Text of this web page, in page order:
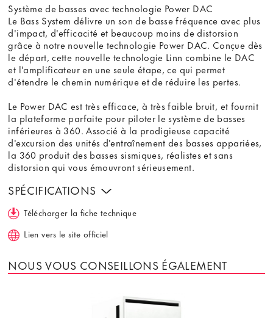
Système de basses avec technologie Power DAC
Le Bass System délivre un son de basse fréquence avec plus
d'impact, d'efficacité et beaucoup moins de distorsion
grâce à notre nouvelle technologie Power DAC. Conçue dès
le départ, cette nouvelle technologie Linn combine le DAC
et l'amplificateur en une seule étape, ce qui permet
d'étendre le chemin numérique et de réduire les pertes.
Le Power DAC est très efficace, à très faible bruit, et fournit
la plateforme parfaite pour piloter le système de basses
inférieures à 360. Associé à la prodigieuse capacité
d'excursion des unités d'entraînement des basses appariées,
la 360 produit des basses sismiques, réalistes et sans
distorsion qui vous émouvront sérieusement.
SPÉCIFICATIONS
Télécharger la fiche technique
Lien vers le site officiel
NOUS VOUS CONSEILLONS ÉGALEMENT